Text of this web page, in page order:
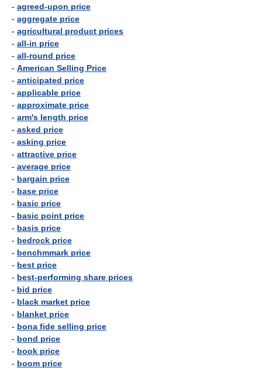
- agreed-upon price
- aggregate price
- agricultural product prices
- all-in price
- all-round price
- American Selling Price
- anticipated price
- applicable price
- approximate price
- arm's length price
- asked price
- asking price
- attractive price
- average price
- bargain price
- base price
- basic price
- basic point price
- basis price
- bedrock price
- benchmmark price
- best price
- best-performing share prices
- bid price
- black market price
- blanket price
- bona fide selling price
- bond price
- book price
- boom price